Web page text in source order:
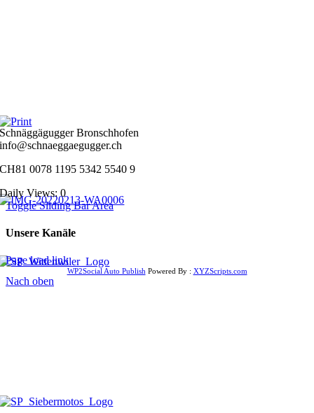
Schnäggägugger Bronschhofen
info@schnaeggaegugger.ch
CH81 0078 1195 5342 5540 9
Daily Views: 0
Toggle Sliding Bar Area
Unsere Kanäle
Page load link
WP2Social Auto Publish Powered By : XYZScripts.com
Nach oben